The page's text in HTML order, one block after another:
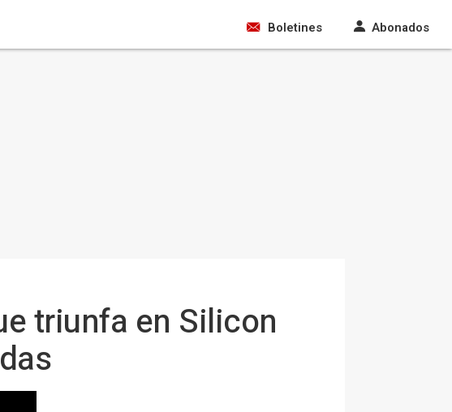
Boletines Abonados
triunfa en Silicon